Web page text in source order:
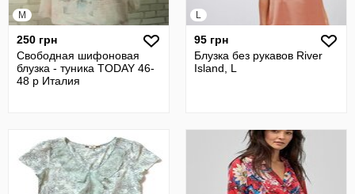
M
250 грн
Свободная шифоновая
блузка - туника TODAY 46-
48 р Италия
L
95 грн
Блузка без рукавов River
Island, L